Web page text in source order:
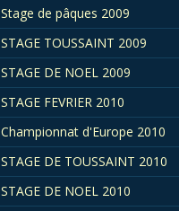
Stage de pâques 2009
STAGE TOUSSAINT 2009
STAGE DE NOEL 2009
STAGE FEVRIER 2010
Championnat d'Europe 2010
STAGE DE TOUSSAINT 2010
STAGE DE NOEL 2010